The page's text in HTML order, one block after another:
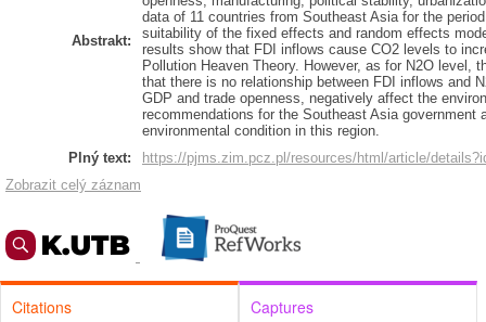
Abstrakt:
data of 11 countries from Southeast Asia for the
suitability of the fixed effects and random effects
results show that FDI inflows cause CO2 levels to
Pollution Heaven Theory. However, as for N2O level,
that there is no relationship between FDI inflows and
GDP and trade openness, negatively affect the
recommendations for the Southeast Asia government
environmental condition in this region.
Plný text:
https://pjms.zim.pcz.pl/resources/html/article/
Zobrazit celý záznam
Citations
Captures